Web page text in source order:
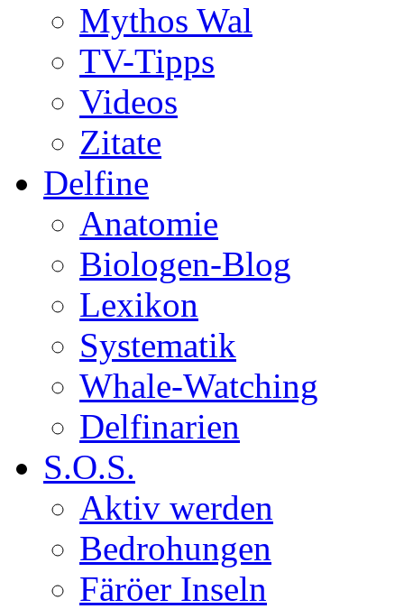
Mythos Wal
TV-Tipps
Videos
Zitate
Delfine
Anatomie
Biologen-Blog
Lexikon
Systematik
Whale-Watching
Delfinarien
S.O.S.
Aktiv werden
Bedrohungen
Färöer Inseln